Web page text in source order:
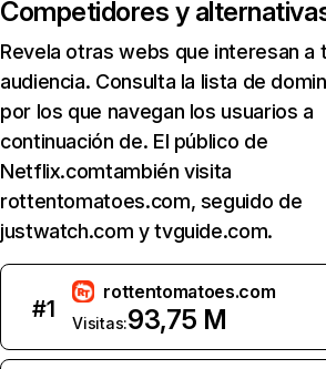
Competidores y
Revela otras webs que interesan a
audiencia. Consulta la lista de
por los que navegan los usuarios a
continuación de. El público de
Netflix.comtambién visita
rottentomatoes.com, seguido de
justwatch.com y tvguide.com.
#1
rottentomatoes.com
Visitas:93,75 M